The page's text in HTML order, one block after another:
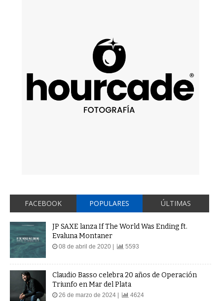
FACEBOOK POPULARES ÚLTIMAS
JP SAXE lanza If The World Was Ending ft.
Evaluna Montaner
08 de abril de 2020 | 5593
Claudio Basso celebra 20 años de Operación
Triunfo en Mar del Plata
26 de marzo de 2024 | 4624